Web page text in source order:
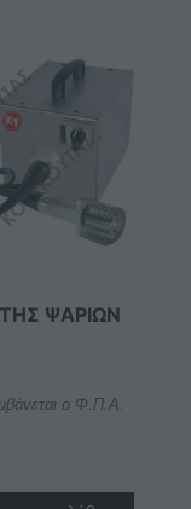
ΨΑΡΙΩΝ
ο Φ.Π.Α.